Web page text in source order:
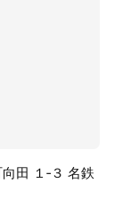
田 １‐３ 名鉄